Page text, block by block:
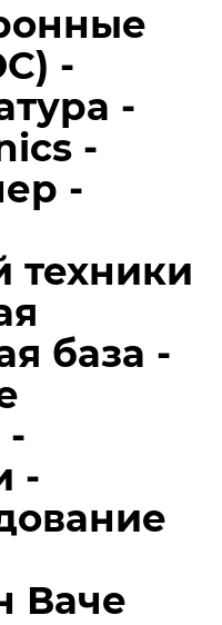
-
-
-
-
техники
база -
-
-
Ваче